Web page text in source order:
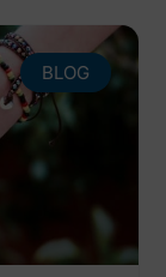
BLOG